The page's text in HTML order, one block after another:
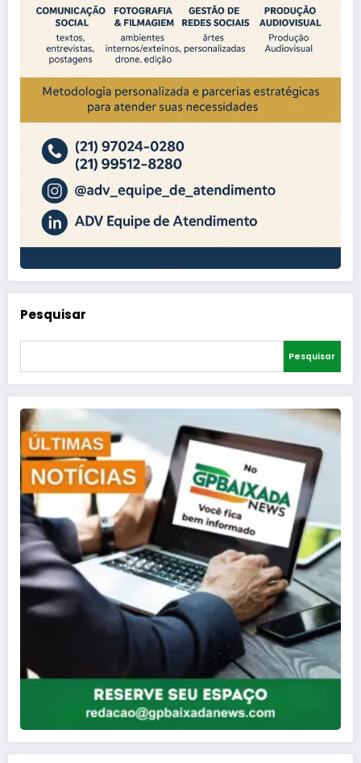
Pesquisar
Pesquisar